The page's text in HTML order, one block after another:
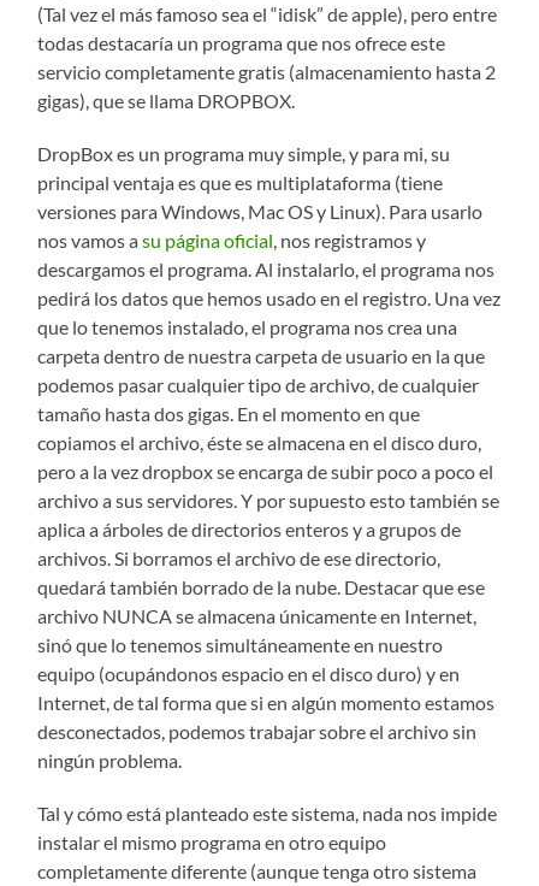
(Tal vez el más famoso sea el “idisk” de apple), pero entre
todas destacaría un programa que nos ofrece este
servicio completamente gratis (almacenamiento hasta 2
gigas), que se llama DROPBOX.
DropBox es un programa muy simple, y para mi, su
principal ventaja es que es multiplataforma (tiene
versiones para Windows, Mac OS y Linux). Para usarlo
nos vamos asu página oficial , nos registramos y
descargamos el programa. Al instalarlo, el programa nos
pedirá los datos que hemos usado en el registro. Una vez
que lo tenemos instalado, el programa nos crea una
carpeta dentro de nuestra carpeta de usuario en la que
podemos pasar cualquier tipo de archivo, de cualquier
tamaño hasta dos gigas. En el momento en que
copiamos el archivo, éste se almacena en el disco duro,
pero a la vez dropbox se encarga de subir poco a poco el
archivo a sus servidores. Y por supuesto esto también se
aplica a árboles de directorios enteros y a grupos de
archivos. Si borramos el archivo de ese directorio,
quedará también borrado de la nube. Destacar que ese
archivo NUNCA se almacena únicamente en Internet,
sinó que lo tenemos simultáneamente en nuestro
equipo (ocupándonos espacio en el disco duro) y en
Internet, de tal forma que si en algún momento estamos
desconectados, podemos trabajar sobre el archivo sin
ningún problema.
Tal y cómo está planteado este sistema, nada nos impide
instalar el mismo programa en otro equipo
completamente diferente (aunque tenga otro sistema